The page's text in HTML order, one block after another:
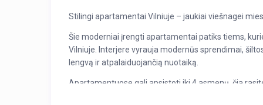
Stilingi apartamentai Vilniuje – jaukiai viešnagei
Šie moderniai įrengti apartamentai patiks tiems,
Vilniuje. Interjere vyrauja modernūs sprendimai,
lengvą ir atpalaiduojančią nuotaiką.
Apartamentuose gali apsistoti iki 4 asmenų, čia